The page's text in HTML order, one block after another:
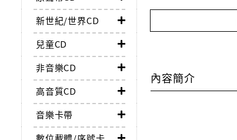
新世紀/世界CD
兒童CD
非音樂CD
高音質CD
音樂卡帶
內容簡介